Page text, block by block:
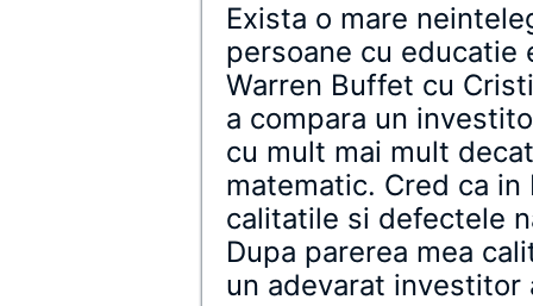
Exista o mare
persoane cu educatie
Warren Buffet cu
a compara un
cu mult mai mult
matematic. Cred ca
calitatile si defectele
Dupa parerea mea
un adevarat